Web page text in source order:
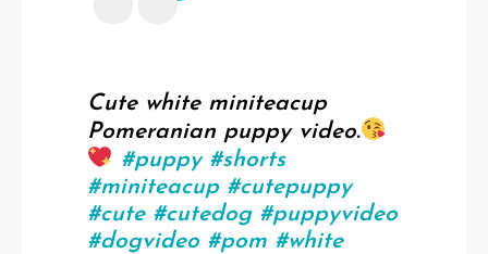
Cute white miniteacup
Pomeranian puppy video.
#puppy #shorts
#miniteacup #cutepuppy
#cute #cutedog #puppyvideo
#dogvideo #pom #white